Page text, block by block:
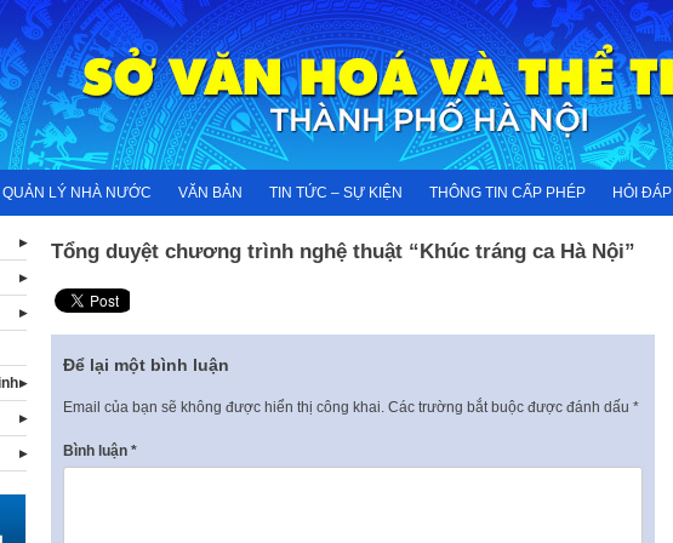
QUẢN LÝ NHÀ NƯỚC VĂN BẢN TIN TỨC – SỰ KIỆN THÔNG TIN CẤP PHÉP HỎI ĐÁP
Tổng duyệt chương trình nghệ thuật “Khúc tráng ca Hà Nội”
Để lại một bình luận
Email của bạn sẽ không được hiển thị công khai. Các trường bắt buộc được đánh dấu *
Bình luận *